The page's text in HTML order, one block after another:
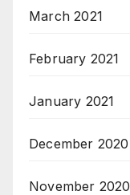
March 2021
February 2021
January 2021
December 2020
November 2020